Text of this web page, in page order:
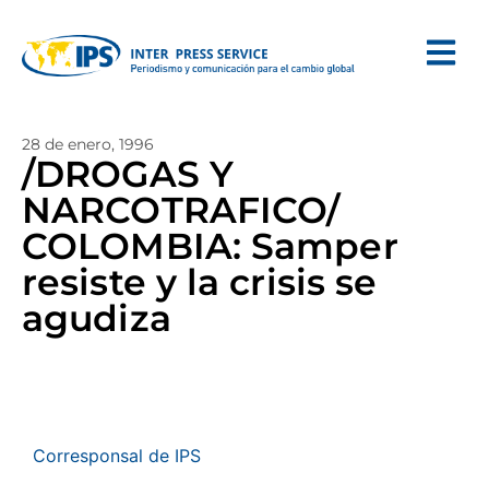
28 de enero, 1996
/DROGAS Y
NARCOTRAFICO/
COLOMBIA: Samper
resiste y la crisis se
agudiza
Corresponsal de IPS